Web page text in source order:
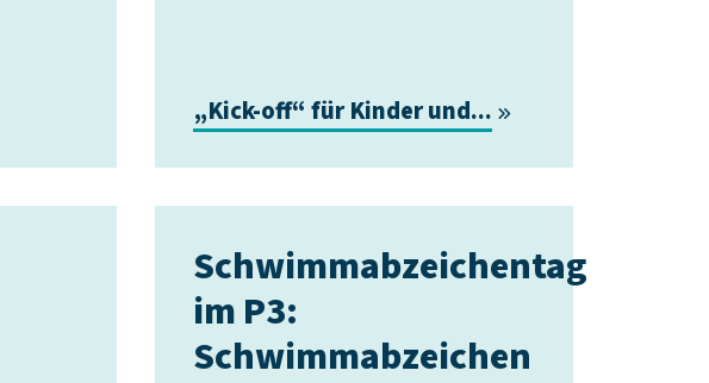
„Kick-off“ für Kinder und...
Schwimmabzeichentag
im P3:
Schwimmabzeichen